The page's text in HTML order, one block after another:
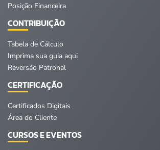
Posição Financeira
CONTRIBUIÇÃO
Tabela de Cálculo
Imprima sua guia aqui
Reversão Patronal
CERTIFICAÇÃO
Certificados Digitais
Área do Cliente
CURSOS E EVENTOS